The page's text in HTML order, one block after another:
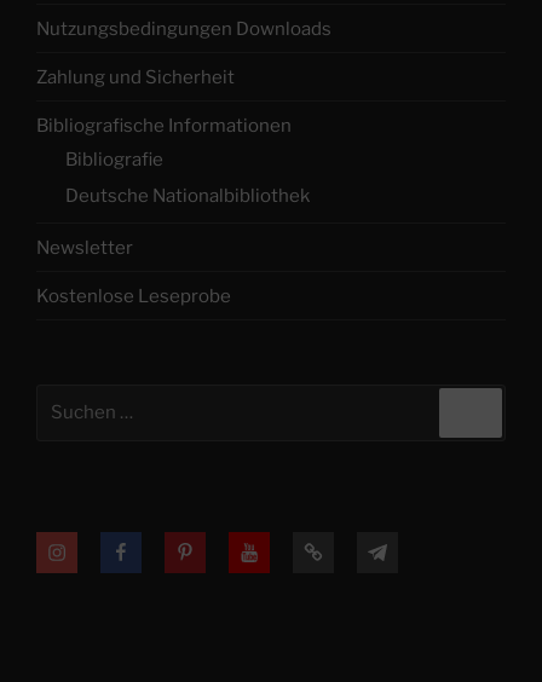
Nutzungsbedingungen Downloads
Zahlung und Sicherheit
Bibliografische Informationen
Bibliografie
Deutsche Nationalbibliothek
Newsletter
Kostenlose Leseprobe
InstagramFacebookPrinterestYouTubeTikTok Telegram